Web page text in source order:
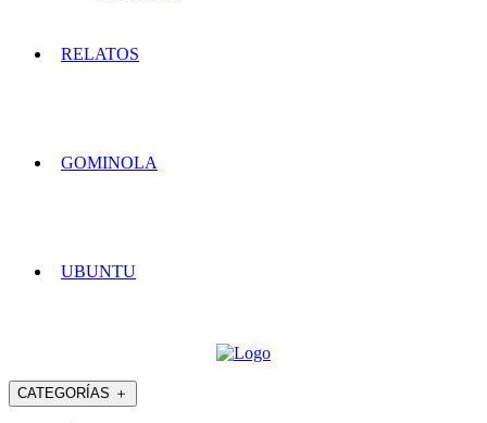
RELATOS
GOMINOLA
UBUNTU
CATEGORÍAS ＋